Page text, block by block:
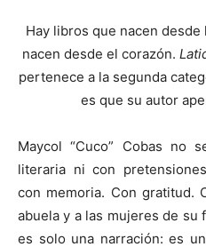
Hay libros que nacen
nacen desde el corazón.
pertenece a la segunda
es que su autor
Maycol “Cuco” Cobas no
literaria ni con
con memoria. Con gratitud.
abuela y a las mujeres de su
es solo una narración: es